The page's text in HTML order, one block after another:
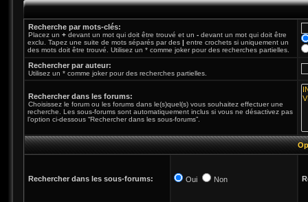
Recherche par mots-clés:
Placez un + devant un mot qui doit être trouvé et un - devant un mot qui doit être
exclu. Tapez une suite de mots séparés par des | entre crochets si uniquement un
des mots doit être trouvé. Utilisez un * comme joker pour des recherches partielles.
Rechercher par auteur:
Utilisez un * comme joker pour des recherches partielles.
Rechercher dans les forums:
Choisissez le forum ou les forums dans le(s)quel(s) vous souhaitez effectuer une
recherche. Les sous-forums sont automatiquement inclus si vous ne désactivez pas
l’option ci-dessous “Rechercher dans les sous-forums”.
Rechercher dans les sous-forums: Oui Non